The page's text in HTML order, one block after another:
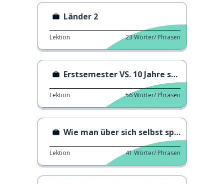
Länder 2
Lektion 23Wörter/ Phrasen
Erstsemester VS. 10 Jahre später
Lektion 56Wörter/ Phrasen
Wie man über sich selbst spricht
Lektion 41Wörter/ Phrasen